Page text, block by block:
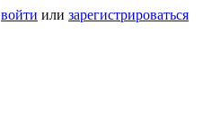
войти или зарегистрироваться